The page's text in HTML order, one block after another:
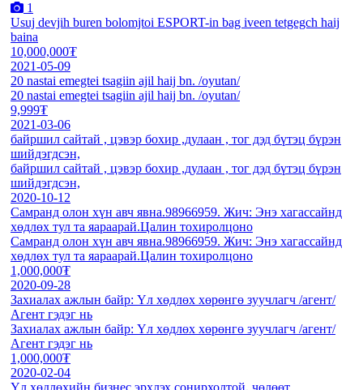
1
Usuj devjih buren bolomjtoi ESPORT-in bag iveen tetgegch haij
baina
10,000,000₮
2021-05-09
20 nastai emegtei tsagiin ajil haij bn. /oyutan/
20 nastai emegtei tsagiin ajil haij bn. /oyutan/
9,999₮
2021-03-06
байршил сайтай , цэвэр бохир ,дулаан , тог дэд бүтэц бүрэн
шийдэгдсэн,
байршил сайтай , цэвэр бохир ,дулаан , тог дэд бүтэц бүрэн
шийдэгдсэн,
2020-10-12
Самранд олон хүн авч явна.98966959. Жич: Энэ хагассайнд
хөдлөх тул та яараарай.Цалин тохиролцоно
Самранд олон хүн авч явна.98966959. Жич: Энэ хагассайнд
хөдлөх тул та яараарай.Цалин тохиролцоно
1,000,000₮
2020-09-28
Захиалах ажлын байр: Үл хөдлөх хөрөнгө зуучлагч /агент/
Агент гэдэг нь
Захиалах ажлын байр: Үл хөдлөх хөрөнгө зуучлагч /агент/
Агент гэдэг нь
1,000,000₮
2020-02-04
Үл хөдлөхийн бизнес эрхлэх сонирхолтой, чөлөөт